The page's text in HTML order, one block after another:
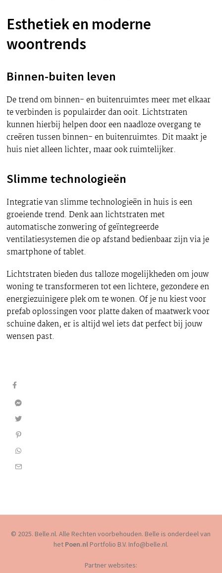
Esthetiek en moderne
woontrends
Binnen-buiten leven
De trend om binnen- en buitenruimtes meer met elkaar
te verbinden is populairder dan ooit. Lichtstraten
kunnen hierbij helpen door een naadloze overgang te
creëren tussen binnen- en buitenruimtes. Dit maakt je
huis niet alleen lichter, maar ook ruimtelijker.
Slimme technologieën
Integratie van slimme technologieën in huis is een
groeiende trend. Denk aan lichtstraten met
automatische zonwering of geïntegreerde
ventilatiesystemen die op afstand bedienbaar zijn via je
smartphone of tablet.
Lichtstraten bieden dus talloze mogelijkheden om jouw
woning te transformeren tot een lichtere, gezondere en
energiezuinigere plek om te wonen. Of je nu kiest voor
prefab oplossingen voor platte daken of maatwerk voor
schuine daken, er is altijd wel iets dat perfect bij jouw
wensen past.
© 2025. Belle.nl. Alle Rechten voorbehouden. Belle is onderdeel van
het Poen.nlPortfolio B.V. Info@belle.nl.
Partner websites: